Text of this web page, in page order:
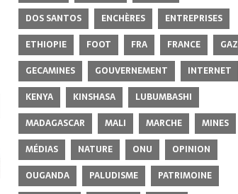
DOS SANTOS
ENCHÈRES
ENTREPRISES
ETHIOPIE
FOOT FRA FRANCE
GAZ
GECAMINES
GOUVERNEMENT
INTERNET
KENYA
KINSHASA
LUBUMBASHI
MADAGASCAR
MALI MARCHE
MINES
MÉDIAS
NATURE ONU
OPINION
OUGANDA
PALUDISME PATRIMOINE